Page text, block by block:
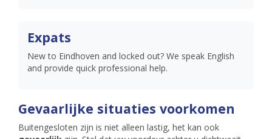
Expats
New to Eindhoven and locked out? We speak English
and provide quick professional help.
Gevaarlijke situaties voorkomen
Buitengesloten zijn is niet alleen lastig, het kan ook